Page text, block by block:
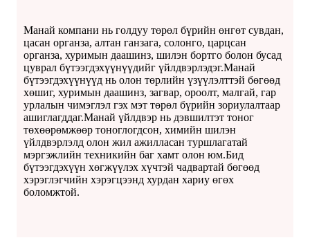
Манай компани нь голдуу төрөл бүрийн өнгөт сувдан,
цасан органза, алтан ганзага, солонго, царцсан
органза, хуримын даашинз, шилэн бортго болон бусад
цуврал бүтээгдэхүүнүүдийг үйлдвэрлэдэг.Манай
бүтээгдэхүүнүүд нь олон төрлийн үзүүлэлттэй бөгөөд
хөшиг, хуримын даашинз, загвар, ороолт, малгай, гар
урлалын чимэглэл гэх мэт төрөл бүрийн зориулалтаар
ашиглагддаг.Манай үйлдвэр нь дэвшилтэт тоног
төхөөрөмжөөр тоноглогдсон, химийн шилэн
үйлдвэрлэлд олон жил ажилласан туршлагатай
мэргэжлийн техникийн баг хамт олон юм.Бид
бүтээгдэхүүн хөгжүүлэх хүчтэй чадвартай бөгөөд
хэрэглэгчийн хэрэгцээнд хурдан хариу өгөх
боломжтой.